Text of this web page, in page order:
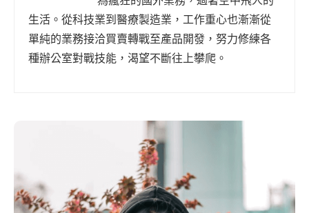
生活。從科技業到醫療製造業，工作重心也漸漸從
單純的業務接洽買賣轉戰至產品開發，努力修練各
種辦公室對戰技能，渴望不斷往上攀爬。